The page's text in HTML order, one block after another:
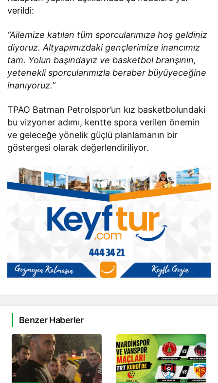
verildi:
“Ailemize katılan tüm sporcularımıza hoş geldiniz
diyoruz. Altyapımızdaki gençlerimize inancımız
tam. Yolun başındayız ve basketbol branşının,
yetenekli sporcularımızla beraber büyüyeceğine
inanıyoruz.”
TPAO Batman Petrolspor’un kız basketbolundaki
bu vizyoner adımı, kentte spora verilen önemin
ve geleceğe yönelik güçlü planlamanın bir
göstergesi olarak değerlendiriliyor.
Benzer Haberler